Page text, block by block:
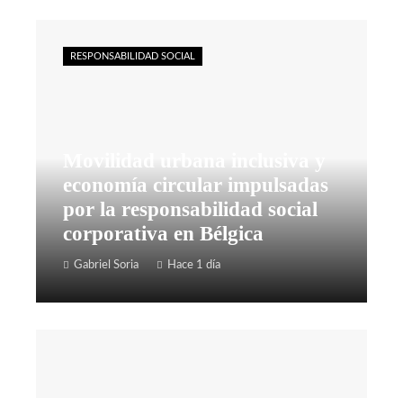
economía circular impulsadas
por la responsabilidad social
corporativa en Bélgica
Gabriel Soria Hace 1 día
RESPONSABILIDAD SOCIAL